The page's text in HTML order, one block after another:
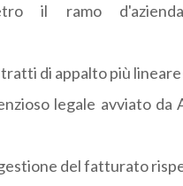
il ramo
di appalto più
legale avviato da
del fatturato